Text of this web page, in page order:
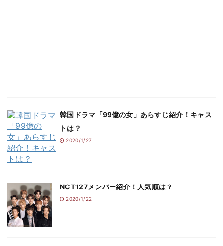
韓国ドラマ「99億の女」あらすじ紹介！キャス
トは？
2020/1/27
NCT127メンバー紹介！人気順は？
2020/1/22